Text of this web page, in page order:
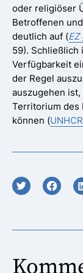
oder religiöser
Betroffenen
deutlich auf (
59). Schließlich
Verfügbarkeit
der Regel
auszugehen
Territorium des
können (